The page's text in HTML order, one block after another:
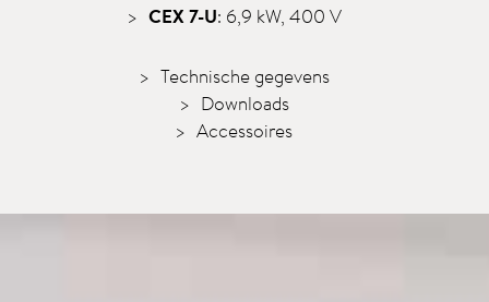
CEX 7-U: 6,9 kW, 400 V
Technische gegevens
Downloads
Accessoires